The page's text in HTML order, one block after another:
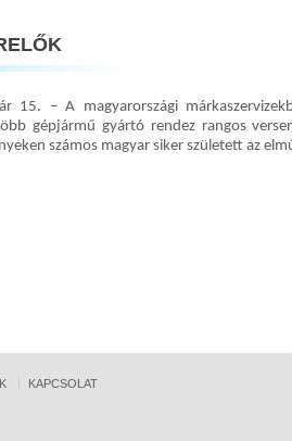
15. – A magyarországi
gépjármű gyártó rendez rangos
számos magyar siker született az
KAPCSOLAT